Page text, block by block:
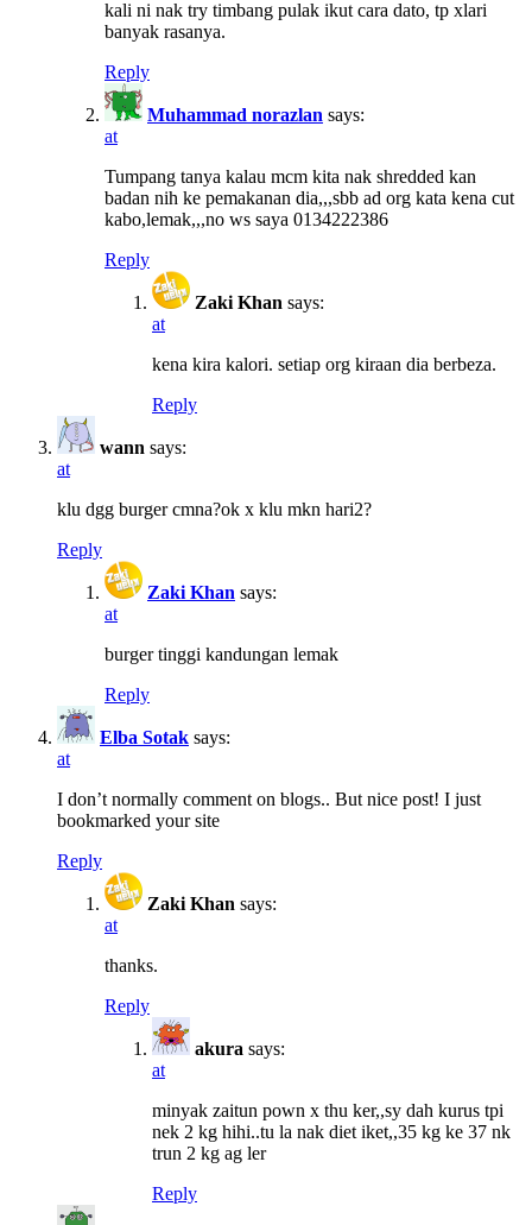
kali ni nak try timbang pulak ikut cara dato, tp xlari
banyak rasanya.
Reply
Muhammad norazlan says:
at
Tumpang tanya kalau mcm kita nak shredded kan
badan nih ke pemakanan dia,,,sbb ad org kata kena cut
kabo,lemak,,,no ws saya 0134222386
Reply
Zaki Khan says:
at
kena kira kalori. setiap org kiraan dia berbeza.
Reply
wann says:
at
klu dgg burger cmna?ok x klu mkn hari2?
Reply
Zaki Khan says:
at
burger tinggi kandungan lemak
Reply
Elba Sotak says:
at
I don’t normally comment on blogs.. But nice post! I just
bookmarked your site
Reply
Zaki Khan says:
at
thanks.
Reply
akura says:
at
minyak zaitun pown x thu ker,,sy dah kurus tpi
nek 2 kg hihi..tu la nak diet iket,,35 kg ke 37 nk
trun 2 kg ag ler
Reply